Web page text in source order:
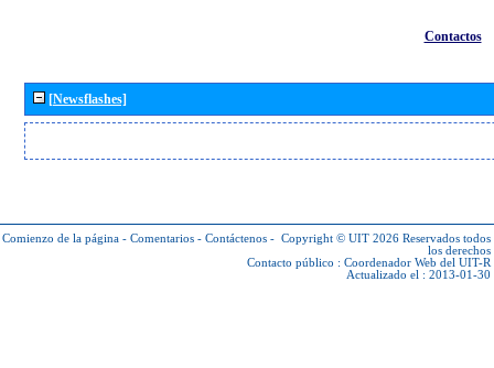
Contactos
[Newsflashes]
Comienzo de la página - Comentarios - Contáctenos - Copyright © UIT 2026 Reservados todos
los derechos
Contacto público : Coordenador Web del UIT-R
Actualizado el : 2013-01-30